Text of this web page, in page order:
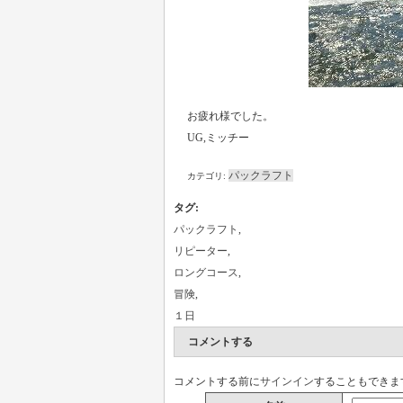
お疲れ様でした。
UG,ミッチー
カテゴリ: パックラフト
タグ:
パックラフト ,
リピーター,
ロングコース,
冒険,
１日
コメントする
コメントする前にサインインすることもできま